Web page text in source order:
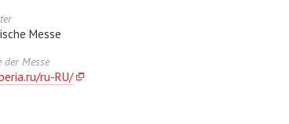
Messe
der Messe
ru-RU/